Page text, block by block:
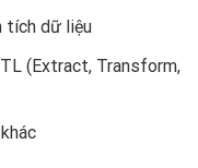
tích dữ liệu
(Extract, Transform,